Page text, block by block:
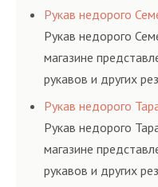
соответствующих
и нормативам.
Рукав недорого
Рукав недорого
магазине
рукавов и других
соответствующих
и нормативам.
Рукав недорого
Рукав недорого
магазине
рукавов и других